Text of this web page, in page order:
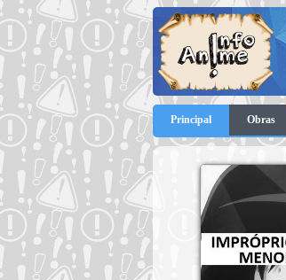
Principal Obras